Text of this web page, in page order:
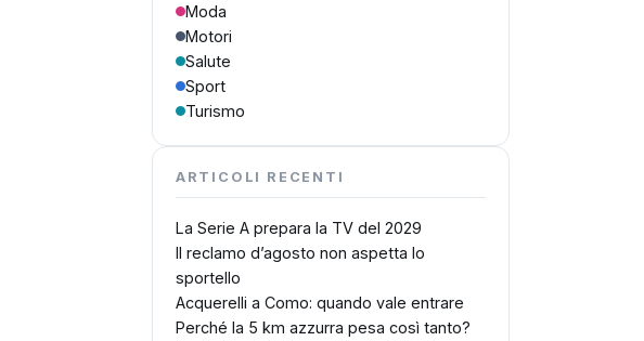
Moda
Motori
Salute
Sport
Turismo
ARTICOLI RECENTI
La Serie A prepara la TV del 2029
Il reclamo d’agosto non aspetta lo
sportello
Acquerelli a Como: quando vale entrare
Perché la 5 km azzurra pesa così tanto?